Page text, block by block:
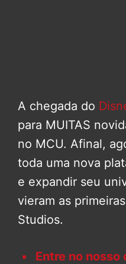
A chegada do
para MUITAS
no MCU. Afinal,
toda uma nova
e expandir seu
vieram as
Studios.
Entre no